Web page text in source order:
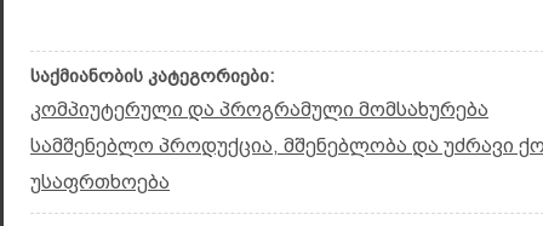
საქმიანობის კატეგორიები:
კომპიუტერული და პროგრამული მომსახურება
სამშენებლო პროდუქცია, მშენებლობა და უძრავი
უსაფრთხოება